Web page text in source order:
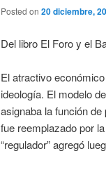
Posted on 20 diciembre,
Del libro El Foro y el
El atractivo
ideología. El modelo
asignaba la función
fue reemplazado por
“regulador” agregó